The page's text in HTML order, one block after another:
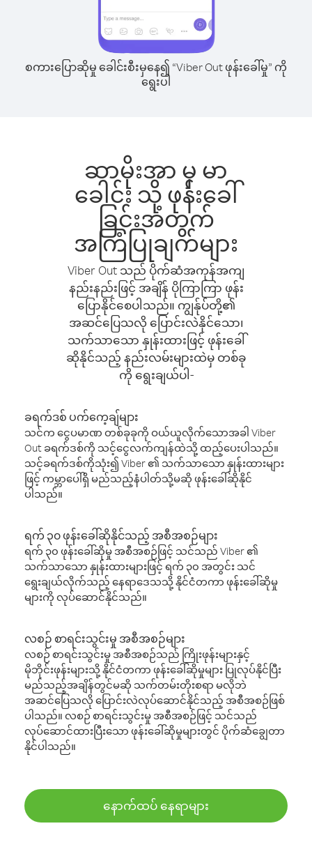
စကားပြောဆိုမှု ခေါင်းစီးမှနေ၍ “Viber Out ဖုန်းခေါ်မှု” ကို
ရွေးပါ
ဆာမိုးအာ မှ မာ
ခေါင်း သို့ ဖုန်းခေါ်
ခြင်းအတွက်
အကြံပြုချက်များ
Viber Out သည် ပိုက်ဆံအကုန်အကျ
နည်းနည်းဖြင့် အချိန် ပိုကြာကြာ ဖုန်း
ပြောနိုင်စေပါသည်။ ကျွန်ုပ်တို့၏
အဆင်ပြေသလို ပြောင်းလဲနိုင်သော၊
သက်သာသော နှုန်းထားဖြင့် ဖုန်းခေါ်
ဆိုနိုင်သည့် နည်းလမ်းများထဲမှ တစ်ခု
ကို ရွေးချယ်ပါ-
ခရက်ဒစ် ပက်ကေ့ချ်များ
သင်က ငွေပမာဏ တစ်ခုခုကို ဝယ်ယူလိုက်သောအခါ Viber
Out ခရက်ဒစ်ကို သင့်ငွေလက်ကျန်ထဲသို့ ထည့်ပေးပါသည်။
သင့်ခရက်ဒစ်ကိုသုံး၍ Viber ၏ သက်သာသော နှုန်းထားများ
ဖြင့် ကမ္ဘာပေါ်ရှိ မည်သည့်နံပါတ်သို့မဆို ဖုန်းခေါ်ဆိုနိုင်
ပါသည်။
ရက် ၃၀ ဖုန်းခေါ်ဆိုနိုင်သည့် အစီအစဉ်များ
ရက် ၃၀ ဖုန်းခေါ်ဆိုမှု အစီအစဉ်ဖြင့် သင်သည် Viber ၏
သက်သာသော နှုန်းထားများဖြင့် ရက် ၃၀ အတွင်း သင်
ရွေးချယ်လိုက်သည့် နေရာဒေသသို့ နိုင်ငံတကာ ဖုန်းခေါ်ဆိုမှု
များကို လုပ်ဆောင်နိုင်သည်။
လစဉ် စာရင်းသွင်းမှု အစီအစဉ်များ
လစဉ် စာရင်းသွင်းမှု အစီအစဉ်သည် ကြိုးဖုန်းများနှင့်
မိုဘိုင်းဖုန်းများသို့ နိုင်ငံတကာ ဖုန်းခေါ်ဆိုမှုများ ပြုလုပ်နိုင်ပြီး
မည်သည့်အချိန်တွင်မဆို သက်တမ်းတိုးစရာ မလိုဘဲ
အဆင်ပြေသလို ပြောင်းလဲလုပ်ဆောင်နိုင်သည့် အစီအစဉ်ဖြစ်
ပါသည်။ လစဉ် စာရင်းသွင်းမှု အစီအစဉ်ဖြင့် သင်သည်
လုပ်ဆောင်ထားပြီးသော ဖုန်းခေါ်ဆိုမှုများတွင် ပိုက်ဆံချွေတာ
နိုင်ပါသည်။
နောက်ထပ် နေရာများ